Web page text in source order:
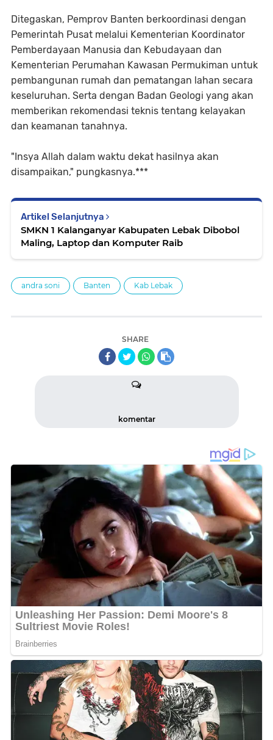
Ditegaskan, Pemprov Banten berkoordinasi dengan
Pemerintah Pusat melalui Kementerian Koordinator
Pemberdayaan Manusia dan Kebudayaan dan
Kementerian Perumahan Kawasan Permukiman untuk
pembangunan rumah dan pematangan lahan secara
keseluruhan. Serta dengan Badan Geologi yang akan
memberikan rekomendasi teknis tentang kelayakan
dan keamanan tanahnya.
"Insya Allah dalam waktu dekat hasilnya akan
disampaikan," pungkasnya.***
Artikel Selanjutnya
SMKN 1 Kalanganyar Kabupaten Lebak Dibobol
Maling, Laptop dan Komputer Raib
andra soni Banten Kab Lebak
SHARE
komentar